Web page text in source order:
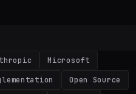
Microsoft
Open Source